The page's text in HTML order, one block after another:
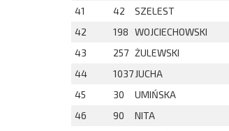
41
42 SZELEST
42
198 WOJCIECHOWSKI
43
257 ŻULEWSKI
44
1037 JUCHA
45
30 UMIŃSKA
46
90 NITA